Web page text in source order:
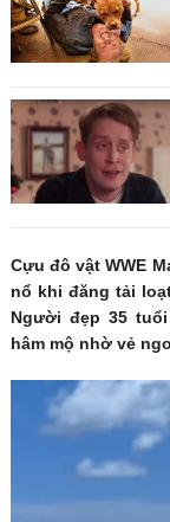
Cựu đô vật WWE
nổ khi đăng tải
Người đẹp 35
hâm mộ nhờ vẻ